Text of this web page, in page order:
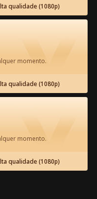
da Estrela
Todos os episódios
46 47
qualidade (1080p)
momento.
qualidade (1080p)
momento.
qualidade (1080p)